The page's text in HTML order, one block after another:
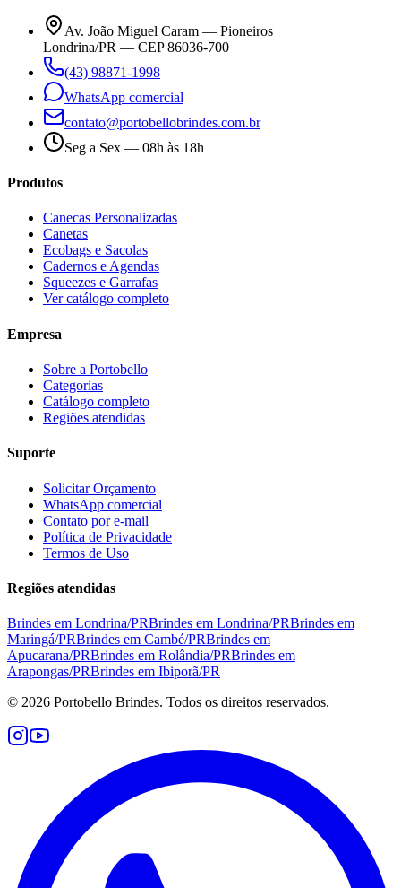
Av. João Miguel Caram — Pioneiros
Londrina/PR — CEP 86036-700
(43) 98871-1998
WhatsApp comercial
contato@portobellobrindes.com.br
Seg a Sex — 08h às 18h
Produtos
Canecas Personalizadas
Canetas
Ecobags e Sacolas
Cadernos e Agendas
Squeezes e Garrafas
Ver catálogo completo
Empresa
Sobre a Portobello
Categorias
Catálogo completo
Regiões atendidas
Suporte
Solicitar Orçamento
WhatsApp comercial
Contato por e-mail
Política de Privacidade
Termos de Uso
Regiões atendidas
Brindes em Londrina/PRBrindes em Londrina/PRBrindes em
Maringá/PRBrindes em Cambé/PRBrindes em
Apucarana/PRBrindes em Rolândia/PRBrindes em
Arapongas/PRBrindes em Ibiporã/PR
© 2026 Portobello Brindes. Todos os direitos reservados.